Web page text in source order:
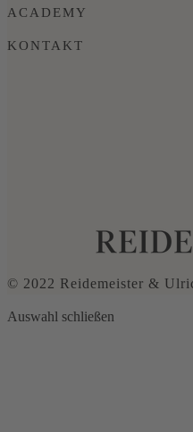
ACADEMY
KONTAKT
© 2022 Reidemeister &
Auswahl schließen